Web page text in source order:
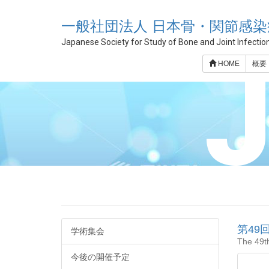
一般社団法人 日本骨・関節感
Japanese Society for Study of Bone and Joint
HOME 概要
学術集会
今後の開催予定
第49
The